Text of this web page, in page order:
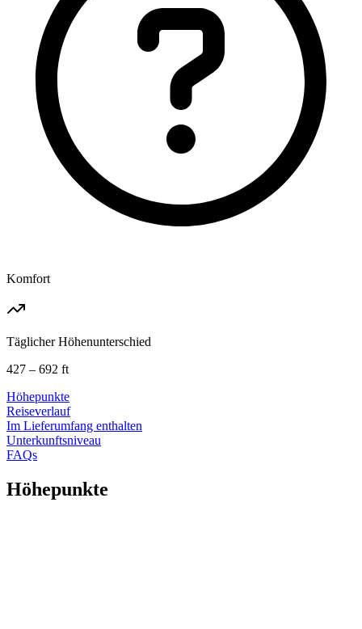
Komfort
Täglicher Höhenunterschied
427 – 692 ft
Höhepunkte
Reiseverlauf
Im Lieferumfang enthalten
Unterkunftsniveau
FAQs
Höhepunkte